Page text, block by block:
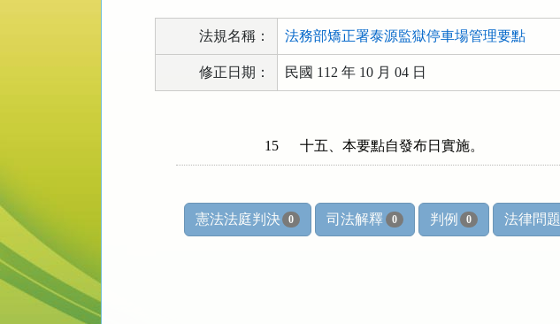
法規名稱： 法務部矯正署泰源監獄停車場管理要點
修正日期： 民國 112 年 10 月 04 日
15 十五、本要點自發布日實施。
憲法法庭判決 0 司法解釋 0 判例 0 法律問題